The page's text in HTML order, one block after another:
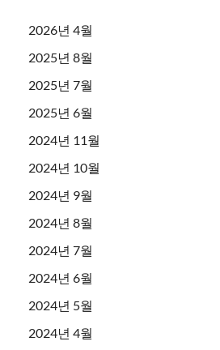
2026년 4월
2025년 8월
2025년 7월
2025년 6월
2024년 11월
2024년 10월
2024년 9월
2024년 8월
2024년 7월
2024년 6월
2024년 5월
2024년 4월